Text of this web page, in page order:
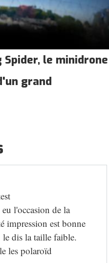
le minidrone
grand
l'occasion de la
impression est bonne
dis la taille faible.
les polaroïd